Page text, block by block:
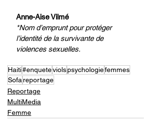
Anne-Aise Vilmé
*Nom d’emprunt pour protéger
l’identité de la survivante de
violences sexuelles.
Haiti#enqueteviolspsychologiefemmes
Sofa reportage
Reportage
MultiMedia
Femme